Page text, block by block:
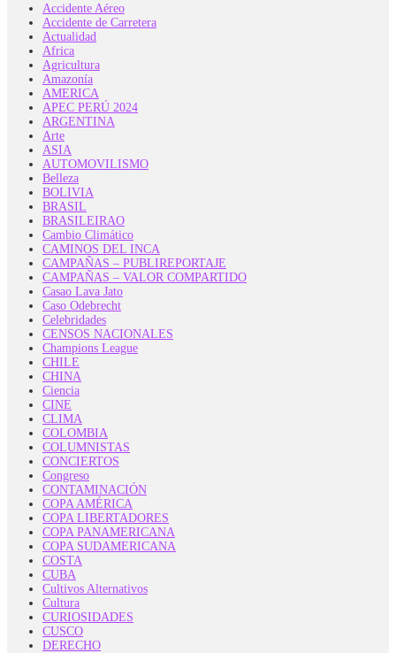
Accidente Aéreo
Accidente de Carretera
Actualidad
Africa
Agricultura
Amazonía
AMERICA
APEC PERÚ 2024
ARGENTINA
Arte
ASIA
AUTOMOVILISMO
Belleza
BOLIVIA
BRASIL
BRASILEIRAO
Cambio Climático
CAMINOS DEL INCA
CAMPAÑAS – PUBLIREPORTAJE
CAMPAÑAS – VALOR COMPARTIDO
Casao Lava Jato
Caso Odebrecht
Celebridades
CENSOS NACIONALES
Champions League
CHILE
CHINA
Ciencia
CINE
CLIMA
COLOMBIA
COLUMNISTAS
CONCIERTOS
Congreso
CONTAMINACIÓN
COPA AMÉRICA
COPA LIBERTADORES
COPA PANAMERICANA
COPA SUDAMERICANA
COSTA
CUBA
Cultivos Alternativos
Cultura
CURIOSIDADES
CUSCO
DERECHO